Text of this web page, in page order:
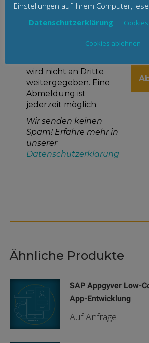
Ja, ich möchte
Neuerungen und
wird nicht an Dritte
weitergegeben. Eine
Abmeldung ist
jederzeit möglich.
Wir senden keinen
Spam! Erfahre mehr in
unserer
Datenschutzerklärung
Ähnliche Produkte
SAP Appgyver Low-
App-Entwicklung
Auf Anfrage
Einstellungen auf Ihrem Computer,
Datenschutzerklärung.
Cookies ablehnen